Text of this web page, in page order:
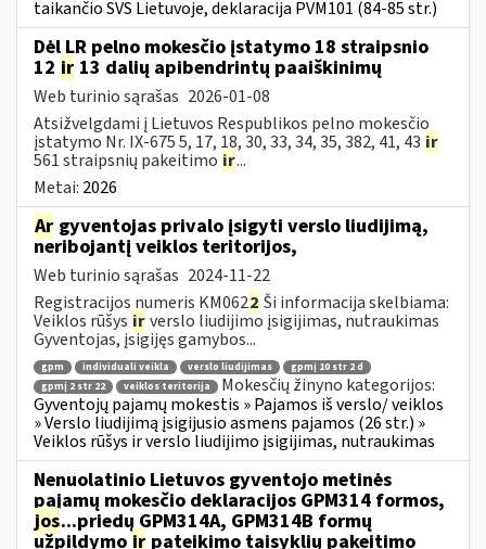
taikančio SVS Lietuvoje, deklaracija PVM101 (84-85 str.)
Dėl LR pelno mokesčio įstatymo 18 straipsnio
12 ir 13 dalių apibendrintų paaiškinimų
Web turinio sąrašas 2026-01-08
Atsižvelgdami į Lietuvos Respublikos pelno mokesčio
įstatymo Nr. IX-675 5, 17, 18, 30, 33, 34, 35, 382, 41, 43 ir
561 straipsnių pakeitimo ir...
Metai: 2026
Ar gyventojas privalo įsigyti verslo liudijimą,
neribojantį veiklos teritorijos,
Web turinio sąrašas 2024-11-22
Registracijos numeris KM0622 Ši informacija skelbiama:
Veiklos rūšys irverslo liudijimo įsigijimas, nutraukimas
Gyventojas, įsigijęs gamybos...
gpm individuali veikla verslo liudijimas
gpmį 10 str 2 d
gpmį 2 str 22
veiklos teritorija
Mokesčių žinyno kategorijos:
Gyventojų pajamų mokestis » Pajamos iš verslo/ veiklos
» Verslo liudijimą įsigijusio asmens pajamos (26 str.) »
Veiklos rūšys ir verslo liudijimo įsigijimas, nutraukimas
Nenuolatinio Lietuvos gyventojo metinės
pajamų mokesčio deklaracijos GPM314 formos,
jos...priedų GPM314A, GPM314B formų
užpildymo ir pateikimo taisyklių pakeitimo